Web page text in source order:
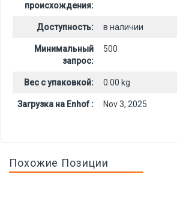
происхождения:
Доступность: в наличии
Минимальный
запрос:
500
Вес с упаковкой: 0.00 kg
Загрузка на Enhof : Nov 3, 2025
Похожие Позиции